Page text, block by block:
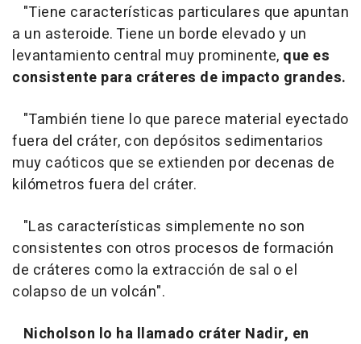
"Tiene características particulares que apuntan
a un asteroide. Tiene un borde elevado y un
levantamiento central muy prominente, que es
consistente para cráteres de impacto grandes.
"También tiene lo que parece material eyectado
fuera del cráter, con depósitos sedimentarios
muy caóticos que se extienden por decenas de
kilómetros fuera del cráter.
"Las características simplemente no son
consistentes con otros procesos de formación
de cráteres como la extracción de sal o el
colapso de un volcán".
Nicholson lo ha llamado cráter Nadir, en